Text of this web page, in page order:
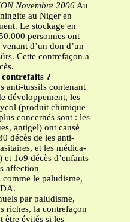
Novembre 2006Au
au Niger en
Le stockage en
personnes ont
d’un don d’un
Cette contrefaçon a
contrefaits ?
anti-tussifs contenant
développement, les
(produit chimique
concernés sont : les
antigel) ont causé
décès de les anti-
et les médica-
1o9 décès d’enfants
affection
le paludisme,
par paludisme,
riches, la contrefaçon
être évités si les